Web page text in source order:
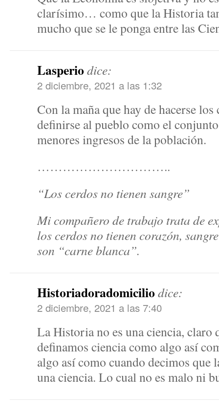
clarísimo… como que la Historia
mucho que se le ponga entre las
Lasperiodice:
2 diciembre, 2021 a las 1:32
Con la maña que hay de hacerse
definirse al pueblo como el
menores ingresos de la población.
…………………………..
“Los cerdos no tienen sangre”
Mi compañero de trabajo trata de
los cerdos no tienen corazón,
son “carne blanca”.
Historiadoradomiciliodice:
2 diciembre, 2021 a las 7:40
La Historia no es una ciencia, claro
definamos ciencia como algo así
algo así como cuando decimos que
una ciencia. Lo cual no es malo ni